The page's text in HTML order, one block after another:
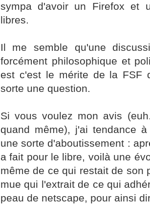
sympa d'avoir un Firefox et
libres.
Il me semble qu'une
forcément philosophique et
est c'est le mérite de la FSF
sorte une question.
Si vous voulez mon avis
quand même), j'ai tendance
une sorte d'aboutissement :
a fait pour le libre, voilà une
même de ce qui restait de son
mue qui l'extrait de ce qui
peau de netscape, pour ainsi